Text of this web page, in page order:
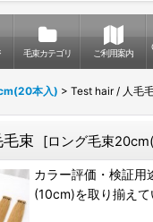
毛束カテゴリ ご利用案内
本入) > Test hair / 人毛
束 [ロング毛束
カラー評価・検証用
(10cm)を取り揃えて